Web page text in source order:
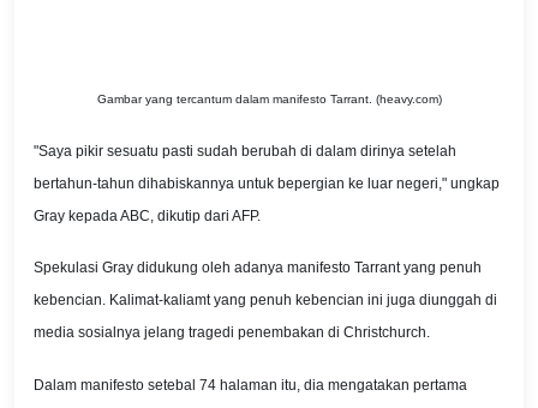
Gambar yang tercantum dalam manifesto Tarrant. (heavy.com)
"Saya pikir sesuatu pasti sudah berubah di dalam dirinya setelah
bertahun-tahun dihabiskannya untuk bepergian ke luar negeri," ungkap
Gray kepada ABC, dikutip dari AFP.
Spekulasi Gray didukung oleh adanya manifesto Tarrant yang penuh
kebencian. Kalimat-kaliamt yang penuh kebencian ini juga diunggah di
media sosialnya jelang tragedi penembakan di Christchurch.
Dalam manifesto setebal 74 halaman itu, dia mengatakan pertama